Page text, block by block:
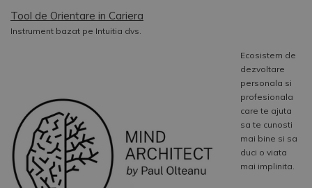
Tool de Orientare in Cariera
Instrument bazat pe Intuitia dvs.
Ecosistem de
dezvoltare
personala si
profesionala
care te ajuta
sa te cunosti
mai bine si sa
duci o viata
mai implinita.